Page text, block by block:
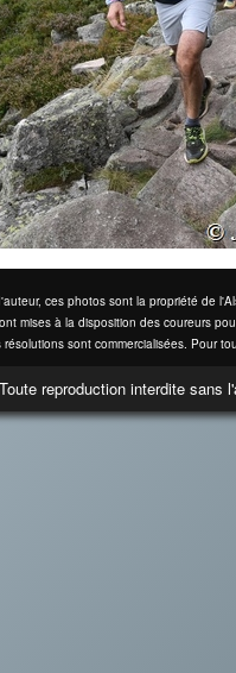
ces photos sont la propriété de
mises à la disposition des coureurs
sont commercialisées. Pour
reproduction interdite sans